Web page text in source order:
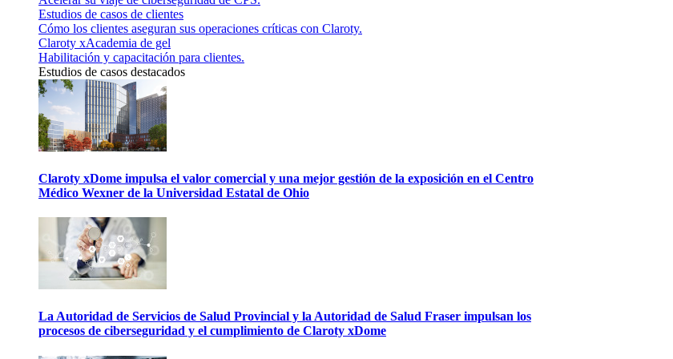
Estudios de casos de clientes
Cómo los clientes aseguran sus operaciones críticas con Claroty.
Claroty xAcademia de gel
Habilitación y capacitación para clientes.
Estudios de casos destacados
Claroty xDome impulsa el valor comercial y una mejor gestión de la exposición en el Centro
Médico Wexner de la Universidad Estatal de Ohio
La Autoridad de Servicios de Salud Provincial y la Autoridad de Salud Fraser impulsan los
procesos de ciberseguridad y el cumplimiento de Claroty xDome